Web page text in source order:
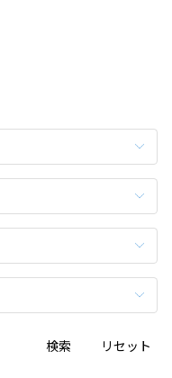
検索 リセット